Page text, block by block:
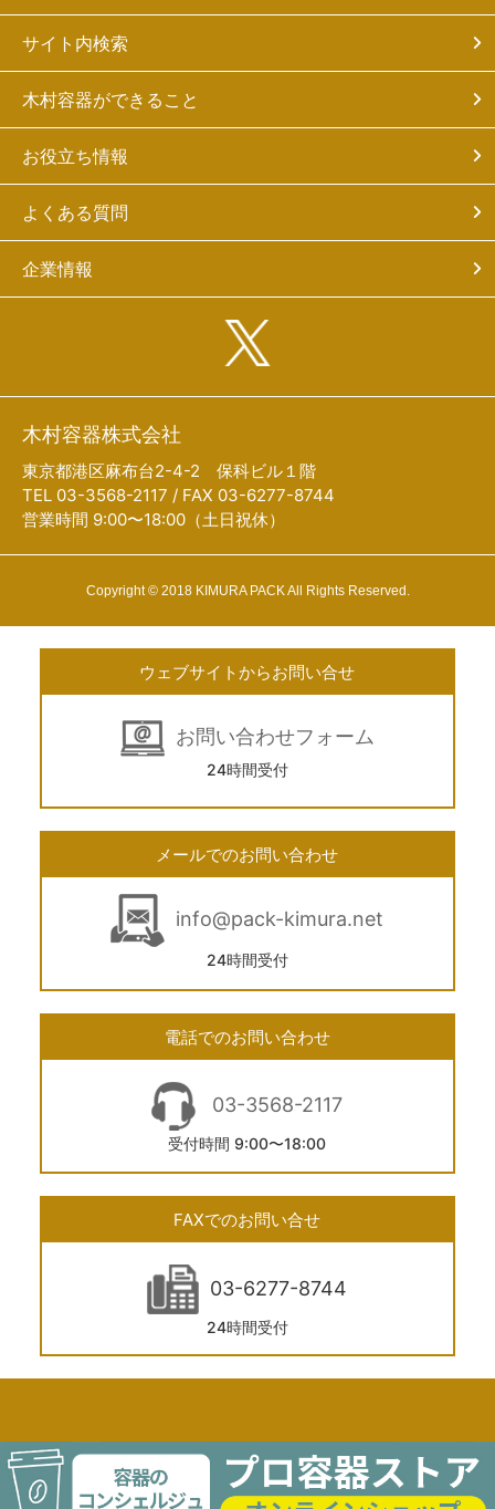
サイト内検索
木村容器ができること
お役立ち情報
よくある質問
企業情報
木村容器株式会社
東京都港区麻布台2-4-2 保科ビル１階
TEL 03-3568-2117 / FAX 03-6277-8744
営業時間 9:00〜18:00（土日祝休）
Copyright © 2018 KIMURA PACK All Rights Reserved.
ウェブサイトからお問い合せ
お問い合わせフォーム
24時間受付
メールでのお問い合わせ
info@pack-kimura.net
24時間受付
電話でのお問い合わせ
03-3568-2117
受付時間 9:00〜18:00
FAXでのお問い合せ
03-6277-8744
24時間受付